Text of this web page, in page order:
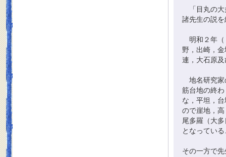
「目丸の大
諸先生の説
明和２年（
野，出崎，
連，大石原
地名研究家
筋台地の終
な，平坦，
ので崖地，
尾多羅（大
となってい
その一方で